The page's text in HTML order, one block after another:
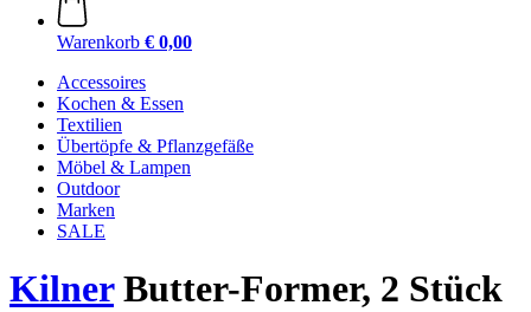
Warenkorb € 0,00
Accessoires
Kochen & Essen
Textilien
Übertöpfe & Pflanzgefäße
Möbel & Lampen
Outdoor
Marken
SALE
KilnerButter-Former, 2 Stück